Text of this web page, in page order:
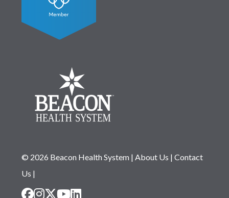
© 2026 Beacon Health System| About Us | Contact
Us |